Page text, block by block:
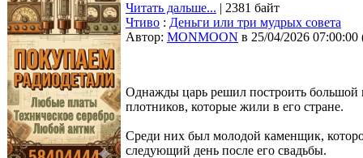
Читать дальше... | 2381 байт
Чтиво : Деньги или три мудрых совета
Автор: MONMOON в 25/04/2026 07:00:00
Однажды царь решил построить большой
плотников, которые жили в его стране.
Среди них был молодой каменщик,
следующий день после его свадьбы.